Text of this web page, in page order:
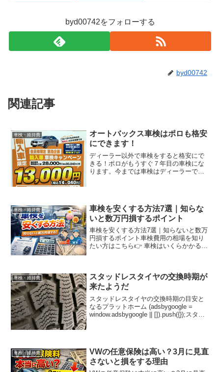
byd00742をフォローする
byd00742
関連記事
車検・維持費
オートバックス車検はポロも格安
にできます！
ディーラー以外で車検をすると格安にで
きる！ポロがもうすぐ７年目の車検にな
ります。今までは車検はディーラーで済
検となると国産車と違って...
車検・維持費
車検を安くする方法7選｜知らな
いと数万円損するポイント
車検を安くする方法7選｜知らないと数万
円損するポイント車検費用の相場を知り
たい方はこちら👉 車検はいくらかかる？
円以上かかって「こん...
車検・維持費
スタッドレスタイヤの交換時期が
来たようだ
スタッドレスタイヤの交換時期の目安と
なるプラットホーム (adsbygoogle =
window.adsbygoogle || []).push({});スタッ
車検・維持費
VWの任意保険は高い？3月に見直
さないと損をする理由